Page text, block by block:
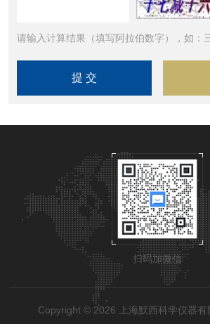
请输入计算结果（填写阿拉伯数字），如：
扫码加微信
Copyright © 2026 上海默西科学仪器有